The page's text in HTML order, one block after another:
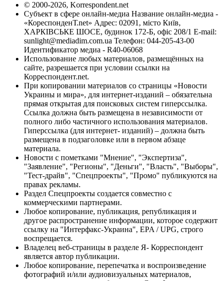
© 2000-2026, Korrespondent.net
Субъект в сфере онлайн-медиа Название онлайн-медиа -
«КореспонденТ.net» Адрес: 02091, місто Київ,
ХАРКІВСЬКЕ ШОСЕ, будинок 172-Б, офіс 208/1 E-mail:
sunlight@mediadim.com.ua Телефон: 044-205-43-00
Идентификатор медиа - R40-06068
Использование любых материалов, размещённых на
сайте, разрешается при условии ссылки на
Корреспондент.net.
При копировании материалов со страницы «Новости
Украины и мира», для интернет-изданий – обязательна
прямая открытая для поисковых систем гиперссылка.
Ссылка должна быть размещена в независимости от
полного либо частичного использования материалов.
Гиперссылка (для интернет- изданий) – должна быть
размещена в подзаголовке или в первом абзаце
материала.
Новости с пометками "Мнение", "Экспертиза",
"Заявление", "Регионы", "Деньги", "Власть", "Выборы",
"Тест-драйв", "Спецпроекты", "Промо" публикуются на
правах рекламы.
Раздел Спецпроекты создается совместно с
коммерческими партнерами.
Любое копирование, публикация, републикация и
другое распространение информации, которое содержит
ссылку на "Интерфакс-Украина", EPA / UPG, строго
воспрещается.
Владелец веб-страницы в разделе Я- Корреспондент
является автор публикации.
Любое копирование, перепечатка и воспроизведение
фотографий и/или аудиовизуальных материалов,